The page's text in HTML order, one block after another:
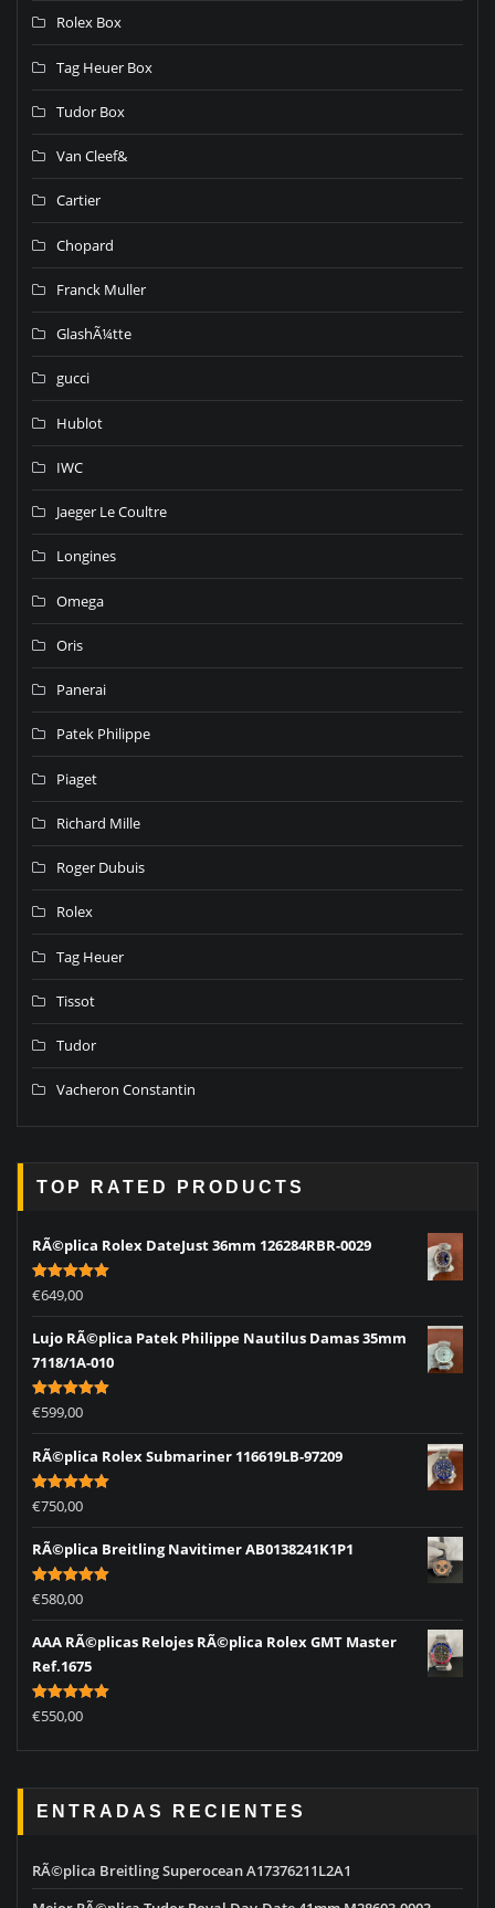
Rolex Box
Tag Heuer Box
Tudor Box
Van Cleef&
Cartier
Chopard
Franck Muller
GlashÃ¼tte
gucci
Hublot
IWC
Jaeger Le Coultre
Longines
Omega
Oris
Panerai
Patek Philippe
Piaget
Richard Mille
Roger Dubuis
Rolex
Tag Heuer
Tissot
Tudor
Vacheron Constantin
TOP RATED PRODUCTS
RÃ©plica Rolex DateJust 36mm 126284RBR-0029
Rated5.00
out of 5
€649,00
Lujo RÃ©plica Patek Philippe Nautilus Damas 35mm
7118/1A-010
Rated5.00
out of 5
€599,00
RÃ©plica Rolex Submariner 116619LB-97209
Rated5.00
out of 5
€750,00
RÃ©plica Breitling Navitimer AB0138241K1P1
Rated5.00
out of 5
€580,00
AAA RÃ©plicas Relojes RÃ©plica Rolex GMT Master
Ref.1675
Rated5.00
out of 5
€550,00
ENTRADAS RECIENTES
RÃ©plica Breitling Superocean A17376211L2A1